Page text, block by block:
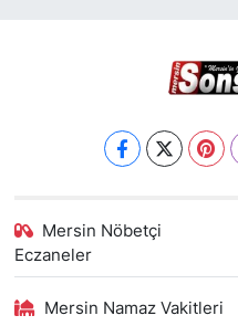
Mersin Nöbetçi
Eczaneler
Mersin Namaz Vakitleri